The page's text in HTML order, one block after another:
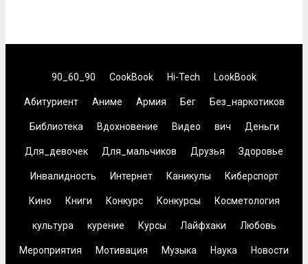
90_60_90 CookBook Hi-Tech LookBook
Абитуриент Аниме Армия Бег Без_наркотиков
Библиотека Вдохновение Видео вич Деньги
Для_девочек Для_мальчиков Друзья Здоровье
Инвалидность Интернет Каникулы Киберспорт
Кино Книги Конкурс Конкурсы Косметология
культура курение Курсы Лайфхаки Любовь
Мероприятия Мотивация Музыка Наука Новости